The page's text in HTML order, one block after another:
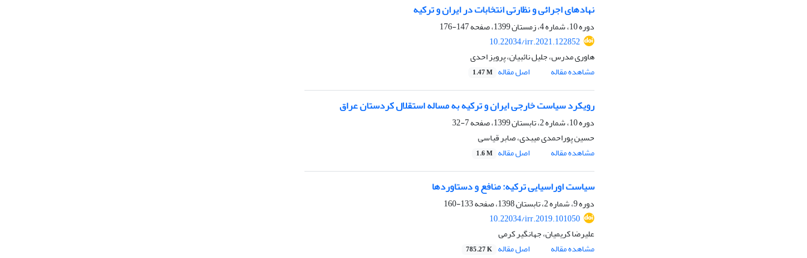
نهادهای اجرائی و نظارتی انتخابات در ایران و ترکیه
دوره 10، شماره 4، زمستان 1399، صفحه
147-176
10.22034/irr.2021.122852
هاوری مدرس، جلیل نائبیان، پرویز احدی
مشاهده مقاله
اصل مقاله 1.47 M
رویکرد سیاست خارجی ایران و ترکیه به مساله استقلال کردستان عراق
دوره 10، شماره 2، تابستان 1399، صفحه
7-32
حسین پوراحمدی میبدی، صابر قیاسی
مشاهده مقاله
اصل مقاله 1.6 M
سیاست اوراسیایی ترکیه: منافع و دستاوردها
دوره 9، شماره 2، تابستان 1398، صفحه
133-160
10.22034/irr.2019.101050
علیرضا کریمیان، جهانگیر کرمی
مشاهده مقاله
اصل مقاله 785.27 K